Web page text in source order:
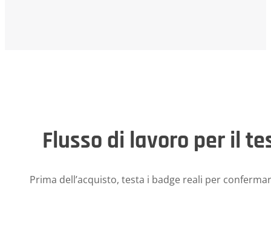
Flusso di lavoro per il
Prima dell’acquisto, testa i badge reali per